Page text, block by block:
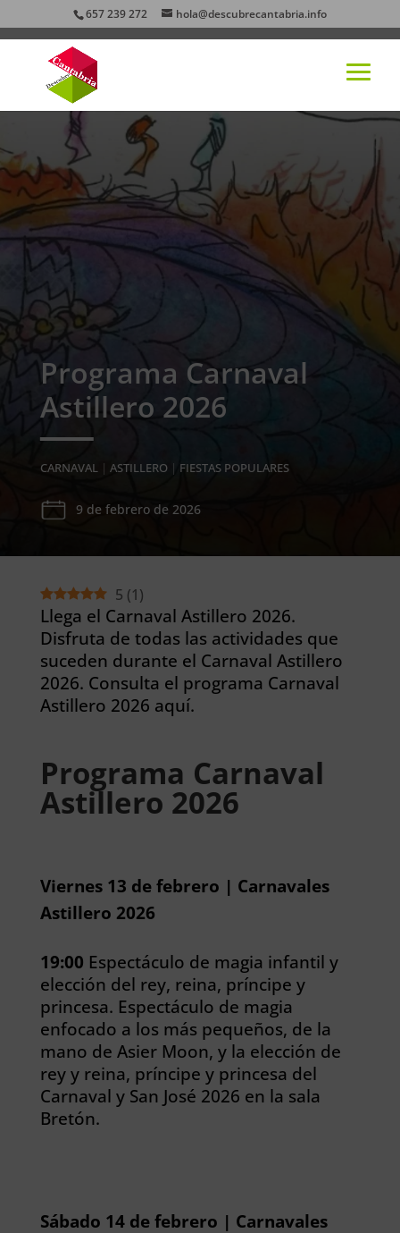
657 239 272 hola@descubrecantabria.info
Programa Carnaval
Astillero 2026
CARNAVAL| ASTILLERO| FIESTAS POPULARES
9 de febrero de 2026
5 (1)
Llega el Carnaval Astillero 2026.
Disfruta de todas las actividades que
suceden durante el Carnaval Astillero
2026. Consulta el programa Carnaval
Astillero 2026 aquí.
Programa Carnaval
Astillero 2026
Viernes 13 de febrero | Carnavales
Astillero 2026
19:00 Espectáculo de magia infantil y
elección del rey, reina, príncipe y
princesa. Espectáculo de magia
enfocado a los más pequeños, de la
mano de Asier Moon, y la elección de
rey y reina, príncipe y princesa del
Carnaval y San José 2026 en la sala
Bretón.
Sábado 14 de febrero | Carnavales